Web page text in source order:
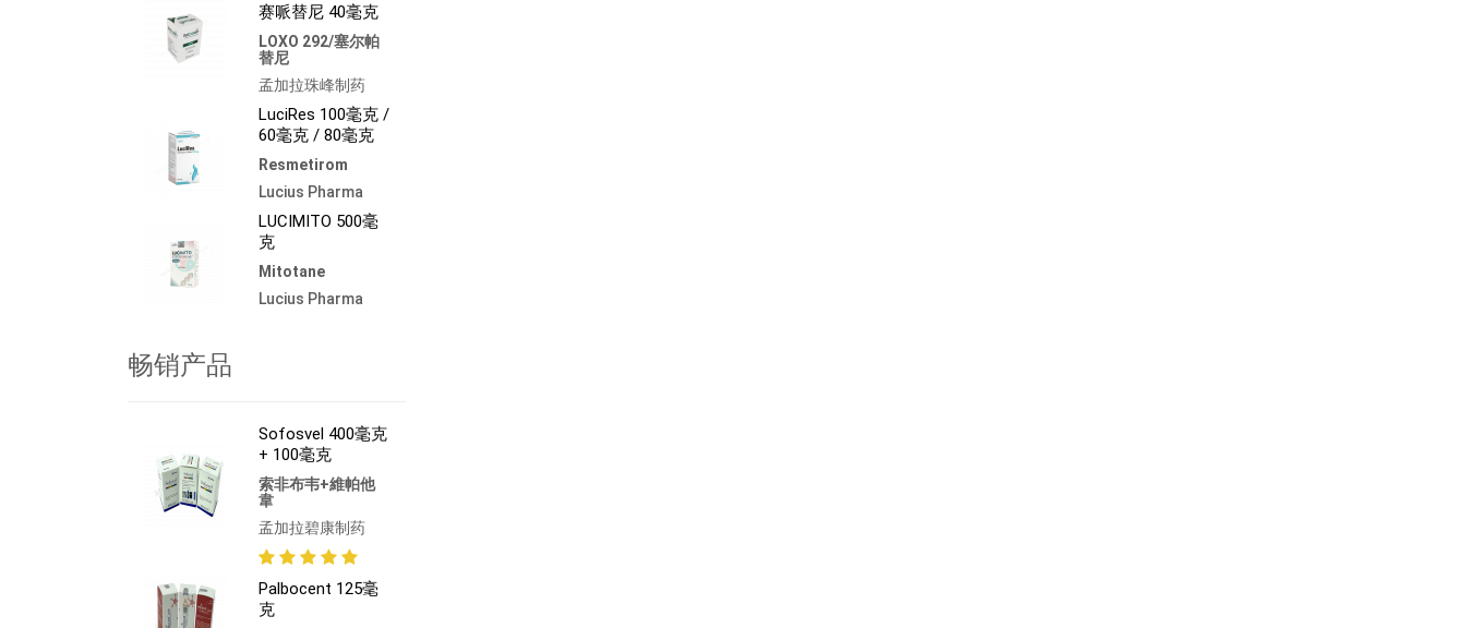
其他疾病 (473)
赛哌替尼 40毫克
LOXO 292/塞尔帕
替尼
孟加拉珠峰制药
LuciRes 100毫克 /
60毫克 / 80毫克
Resmetirom
Lucius Pharma
LUCIMITO 500毫
克
Mitotane
Lucius Pharma
畅销产品
Sofosvel 400毫克
+ 100毫克
索非布韦+維帕他
韋
孟加拉碧康制药
Palbocent 125毫
克